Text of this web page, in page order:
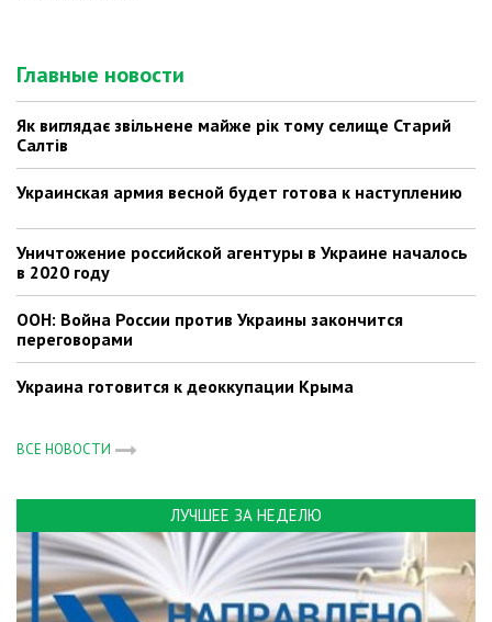
Главные новости
Як виглядає звільнене майже рік тому селище Старий
Салтів
Украинская армия весной будет готова к наступлению
Уничтожение российской агентуры в Украине началось
в 2020 году
ООН: Война России против Украины закончится
переговорами
Украина готовится к деоккупации Крыма
ВСЕ НОВОСТИ
ЛУЧШЕЕ ЗА НЕДЕЛЮ